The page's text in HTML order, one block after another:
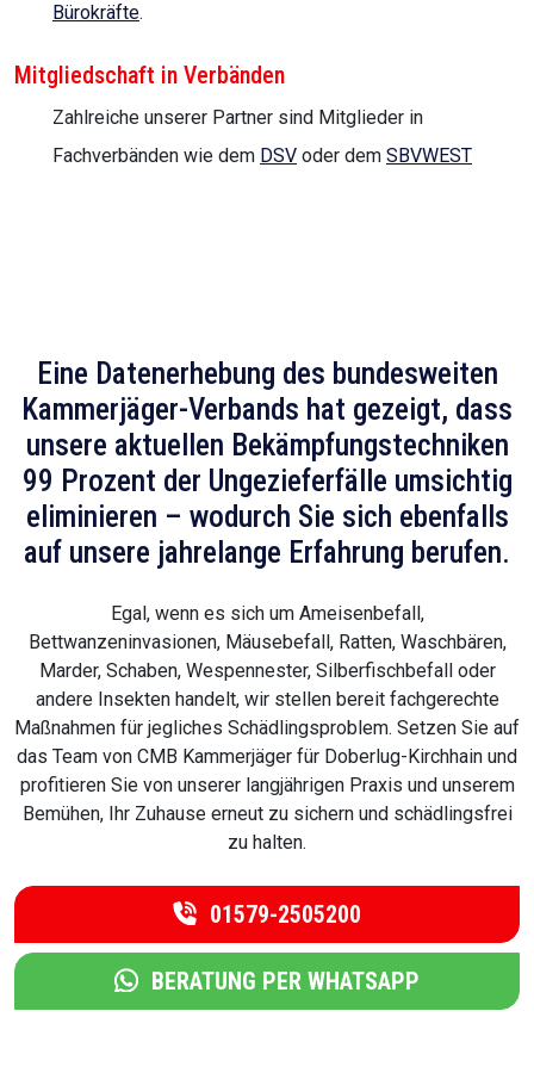
Bürokräfte.
Mitgliedschaft in Verbänden
Zahlreiche unserer Partner sind Mitglieder in
Fachverbänden wie dem DSV oder dem SBVWEST
Eine Datenerhebung des bundesweiten
Kammerjäger-Verbands hat gezeigt, dass
unsere aktuellen Bekämpfungstechniken
99 Prozent der Ungezieferfälle umsichtig
eliminieren – wodurch Sie sich ebenfalls
auf unsere jahrelange Erfahrung berufen.
Egal, wenn es sich um Ameisenbefall,
Bettwanzeninvasionen, Mäusebefall, Ratten, Waschbären,
Marder, Schaben, Wespennester, Silberfischbefall oder
andere Insekten handelt, wir stellen bereit fachgerechte
Maßnahmen für jegliches Schädlingsproblem. Setzen Sie auf
das Team von CMB Kammerjäger für Doberlug-Kirchhain und
profitieren Sie von unserer langjährigen Praxis und unserem
Bemühen, Ihr Zuhause erneut zu sichern und schädlingsfrei
zu halten.
01579-2505200
BERATUNG PER WHATSAPP